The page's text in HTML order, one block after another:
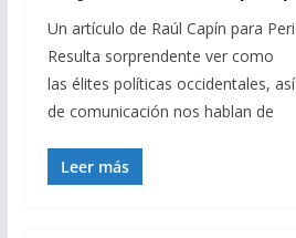
Un artículo de Raúl Capín para
Resulta sorprendente ver como
las élites políticas occidentales,
de comunicación nos hablan de
Leer más